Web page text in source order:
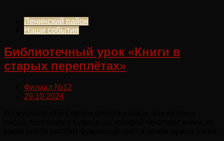
Ленинский район
Наши события
Библиотечный урок «Книги в
старых переплётах»
Филиал №12
29.10.2024